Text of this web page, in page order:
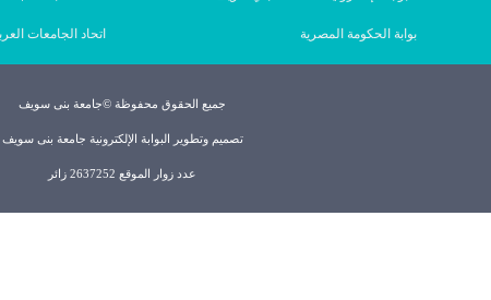
بوابة الحكومة المصرية اتحاد الجامعات
جميع الحقوق محفوظة ©جامعة بنى سويف
تصميم وتطوير البوابة الإلكترونية جامعة بنى سويف
عدد زوار الموقع 2637252 زائر